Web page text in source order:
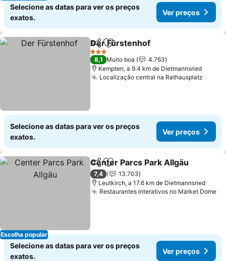
Selecione as datas para ver os preços
exatos.
Ver preços
PartilharAdicionar aos favoritos
Der Fürstenhof
3 Estrelas
8,1 Muito boa
4.763
Kempten, a 9.4 km de Dietmannsried
Localização central na Rathausplatz
Selecione as datas para ver os preços
exatos.
Ver preços
Escolha popular
PartilharAdicionar aos favoritos
Center Parcs Park Allgäu
7,4
13.703
Leutkirch, a 17.6 km de Dietmannsried
Restaurantes interativos no Market Dome
Selecione as datas para ver os preços
exatos.
Ver preços